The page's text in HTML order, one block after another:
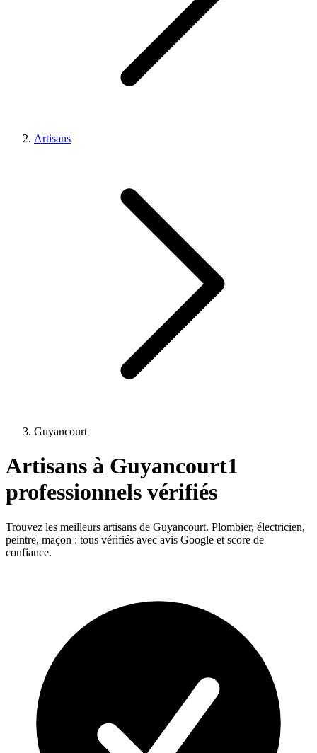
Artisans
Guyancourt
Artisans à Guyancourt1
professionnels vérifiés
Trouvez les meilleurs artisans de Guyancourt. Plombier, électricien,
peintre, maçon : tous vérifiés avec avis Google et score de
confiance.